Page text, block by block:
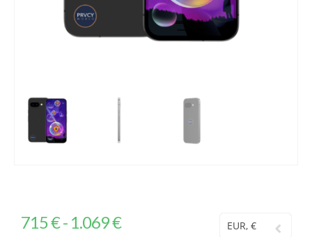
715€- 1.069€ EUR, €